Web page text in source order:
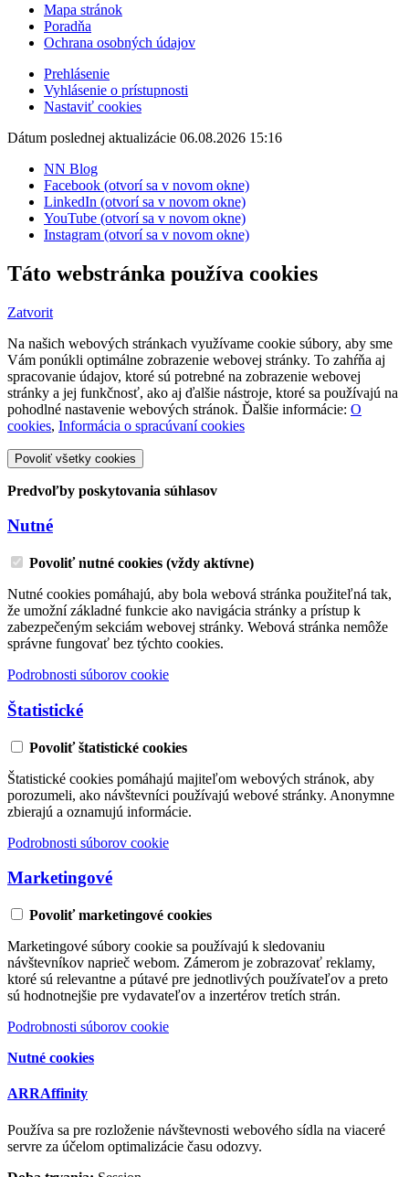
Mapa stránok
Poradňa
Ochrana osobných údajov
Prehlásenie
Vyhlásenie o prístupnosti
Nastaviť cookies
Dátum poslednej aktualizácie 06.08.2026 15:16
NN Blog
Facebook (otvorí sa v novom okne)
LinkedIn (otvorí sa v novom okne)
YouTube (otvorí sa v novom okne)
Instagram (otvorí sa v novom okne)
Táto webstránka používa cookies
Zatvorit
Na našich webových stránkach využívame cookie súbory, aby sme
Vám ponúkli optimálne zobrazenie webovej stránky. To zahŕňa aj
spracovanie údajov, ktoré sú potrebné na zobrazenie webovej
stránky a jej funkčnosť, ako aj ďalšie nástroje, ktoré sa používajú na
pohodlné nastavenie webových stránok. Ďalšie informácie: O
cookies, Informácia o spracúvaní cookies
Povoliť všetky cookies
Predvoľby poskytovania súhlasov
Nutné
Povoliť nutné cookies (vždy aktívne)
Nutné cookies pomáhajú, aby bola webová stránka použiteľná tak,
že umožní základné funkcie ako navigácia stránky a prístup k
zabezpečeným sekciám webovej stránky. Webová stránka nemôže
správne fungovať bez týchto cookies.
Podrobnosti súborov cookie
Štatistické
Povoliť štatistické cookies
Štatistické cookies pomáhajú majiteľom webových stránok, aby
porozumeli, ako návštevníci používajú webové stránky. Anonymne
zbierajú a oznamujú informácie.
Podrobnosti súborov cookie
Marketingové
Povoliť marketingové cookies
Marketingové súbory cookie sa používajú k sledovaniu
návštevníkov naprieč webom. Zámerom je zobrazovať reklamy,
ktoré sú relevantne a pútavé pre jednotlivých používateľov a preto
sú hodnotnejšie pre vydavateľov a inzertérov tretích strán.
Podrobnosti súborov cookie
Nutné cookies
ARRAffinity
Používa sa pre rozloženie návštevnosti webového sídla na viaceré
servre za účelom optimalizácie času odozvy.